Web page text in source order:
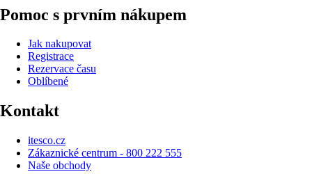
Pomoc s prvním nákupem
Jak nakupovat
Registrace
Rezervace času
Oblíbené
Kontakt
itesco.cz
Zákaznické centrum - 800 222 555
Naše obchody